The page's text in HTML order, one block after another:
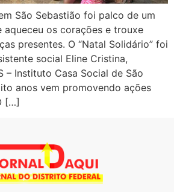
São Sebastião foi palco de um
aqueceu os corações e trouxe
presentes. O “Natal Solidário” foi
social Eline Cristina,
– Instituto Casa Social de São
anos vem promovendo ações
[…]